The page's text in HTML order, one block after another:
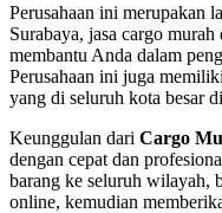
Perusahaan ini merupakan
Surabaya, jasa cargo
membantu Anda dalam
Perusahaan ini juga
yang di seluruh kota besar
Keunggulan dari Cargo
dengan cepat dan
barang ke seluruh wilayah,
online, kemudian